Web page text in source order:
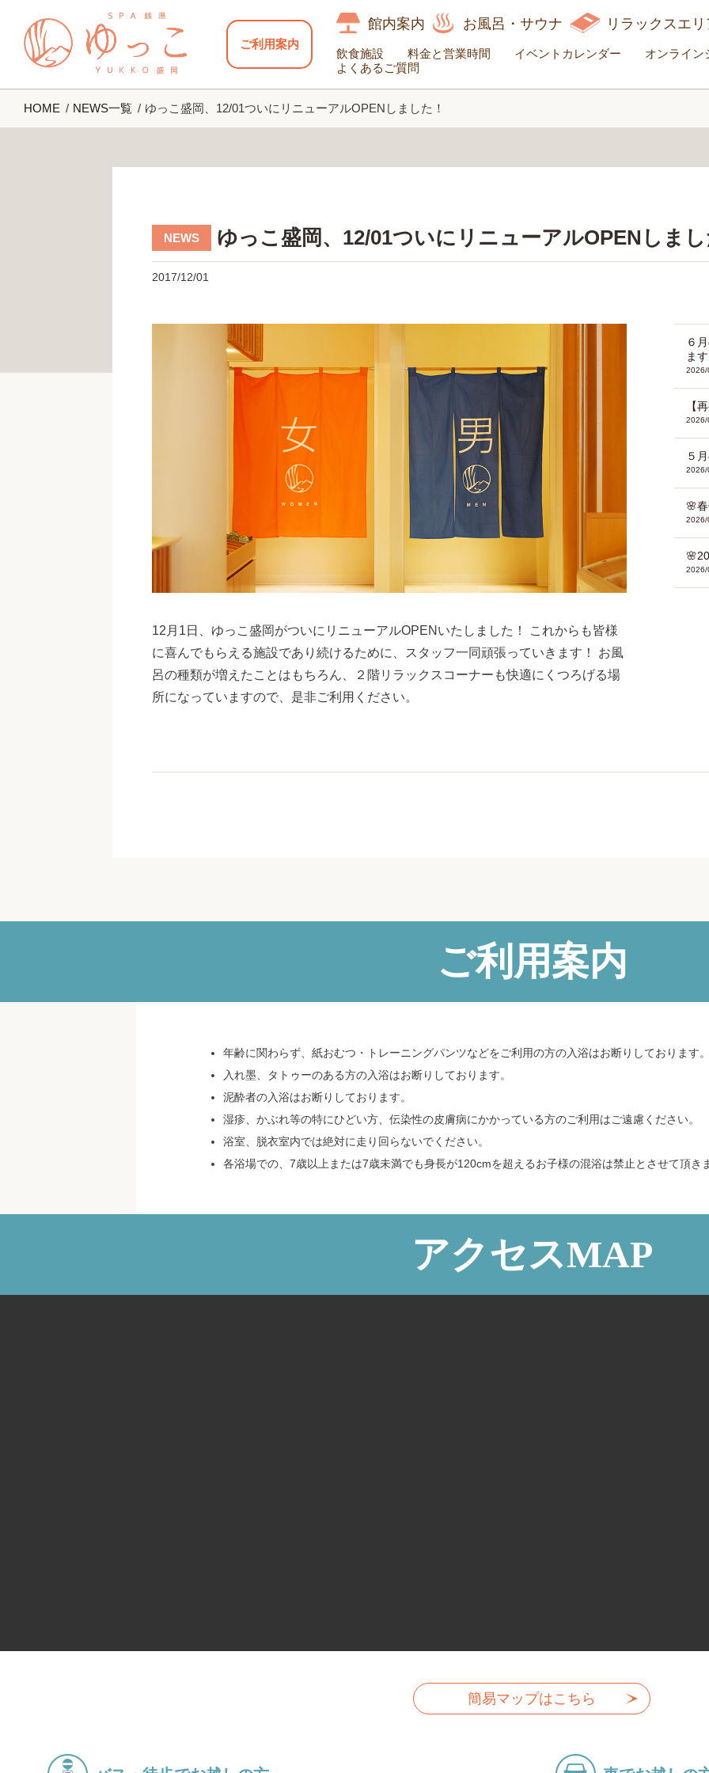
ご利用案内
館内案内 お風呂・サウナ リラックスエリ
飲食施設 料金と営業時間 イベントカレンダー
オンライン
よくあるご質問
HOME NEWS一覧 ゆっこ盛岡、12/01ついにリニューアルOPENしました！
ゆっこ盛岡、12/01ついにリニューアルOPENしま
2017/12/01
12月1日、ゆっこ盛岡がついにリニューアルOPENいたしました！ これからも皆様
に喜んでもらえる施設であり続けるために、スタッフ一同頑張っていきます！ お風
呂の種類が増えたことはもちろん、２階リラックスコーナーも快適にくつろげる場
所になっていますので、是非ご利用ください。
６
ま
2026/
【
2026/
５
2026/
🌸
2026/
2026/
ご利用案内
年齢に関わらず、紙おむつ・トレーニングパンツなどをご利用の方の入浴はお断りしております
入れ墨、タトゥーのある方の入浴はお断りしております。
泥酔者の入浴はお断りしております。
湿疹、かぶれ等の特にひどい方、伝染性の皮膚病にかかっている方のご利用はご遠慮ください。
浴室、脱衣室内では絶対に走り回らないでください。
各浴場での、7歳以上または7歳未満でも身長が120cmを超えるお子様の混浴は禁止とさせて頂き
アクセスMAP
簡易マップはこちら